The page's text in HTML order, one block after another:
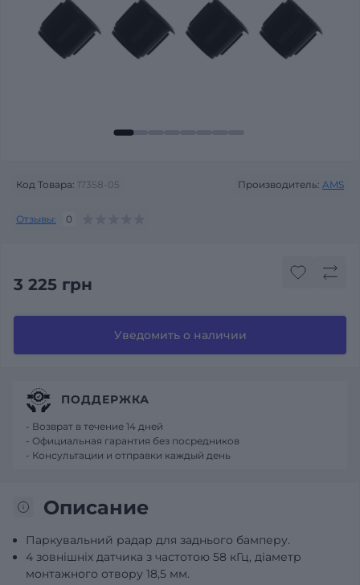
Код Товара: 17358-05 Производитель: AMS
Отзывы: 0
3 225 грн
Уведомить о наличии
Описание
Паркувальний радар для заднього бамперу.
4 зовнішніх датчика з частотою 58 кГц, діаметр
монтажного отвору 18,5 мм.
ПОДДЕРЖКА
- Возврат в течение 14 дней
- Официальная гарантия без посредников
- Консультации и отправки каждый день